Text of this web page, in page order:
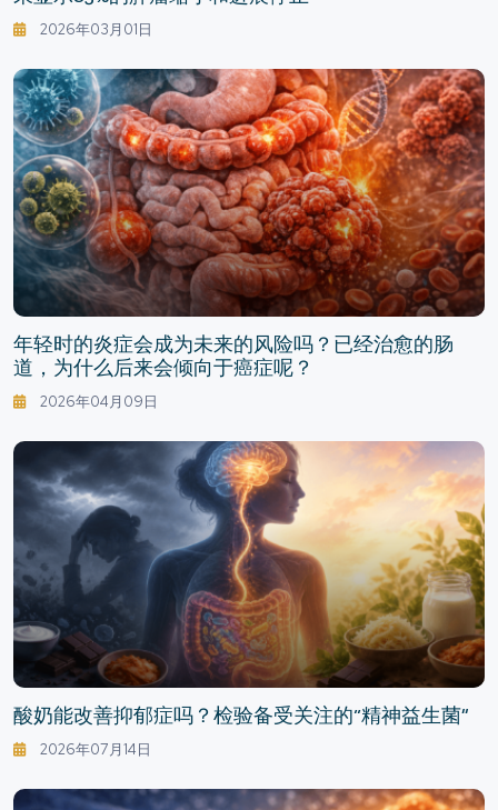
2026年03月01日
年轻时的炎症会成为未来的风险吗？已经治愈的肠
道，为什么后来会倾向于癌症呢？
2026年04月09日
酸奶能改善抑郁症吗？检验备受关注的“精神益生菌”
2026年07月14日